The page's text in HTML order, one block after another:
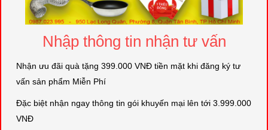
Nhập thông tin nhận tư vấn
Nhận ưu đãi quà tặng 399.000 VNĐ tiền mặt khi đăng ký tư
vấn sản phẩm Miễn Phí
Đặc biệt nhận ngay thông tin gói khuyến mại lên tới 3.999.000
VNĐ